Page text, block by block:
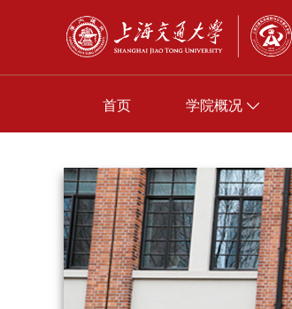
首页 学院概况